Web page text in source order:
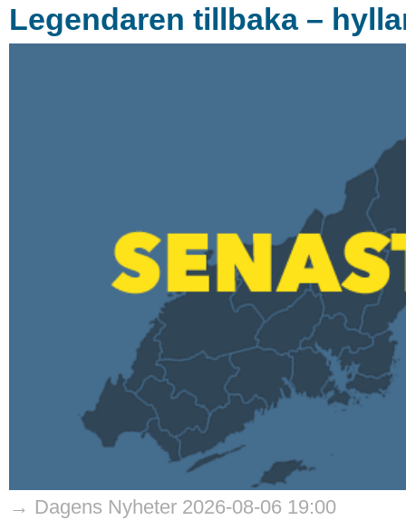
Legendaren tillbaka –
→ Dagens Nyheter 2026-08-06 19:00